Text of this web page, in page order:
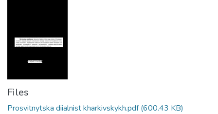
Files
Prosvitnytska diialnist kharkivskykh.pdf(600.43 KB)